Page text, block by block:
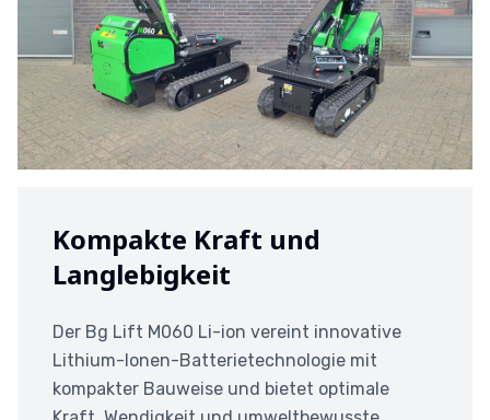
Kompakte Kraft und
Langlebigkeit
Der Bg Lift M060 Li-ion vereint innovative
Lithium-Ionen-Batterietechnologie mit
kompakter Bauweise und bietet optimale